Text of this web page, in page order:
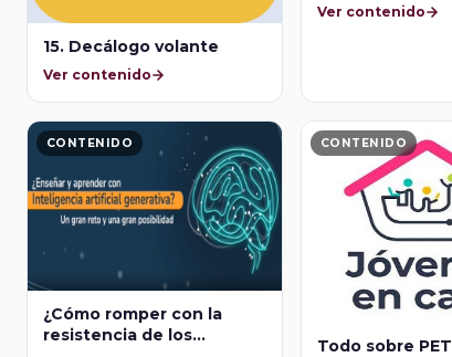
15. Decálogo volante
Ver contenido
Ver contenido
CONTENIDO
¿Cómo romper con la
resistencia de los
CONTENIDO
Todo sobre PET